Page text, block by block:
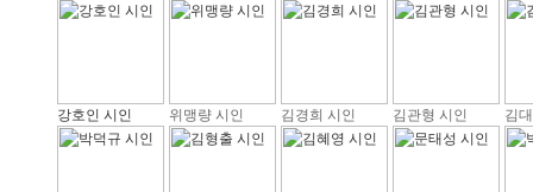
강호인 시인 위맹량 시인 김경희 시인 김관형 시인 김